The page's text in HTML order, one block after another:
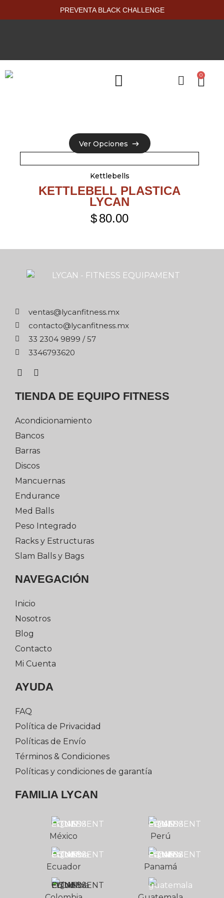
PREVENTA BLACK CHALLENGE
0
Ver Opciones
Ver Opciones
Kettlebells
KETTLEBELL PLASTICA
LYCAN
$80.00
xm.ssentifnacyl@satnev
xm.ssentifnacyl@otcatnoc
75 / 9989 4032 33
0263976433
TIENDA DE EQUIPO FITNESS
Acondicionamiento
Bancos
Barras
Discos
Mancuernas
Endurance
Med Balls
Peso Integrado
Racks y Estructuras
Slam Balls y Bags
NAVEGACIÓN
Inicio
Nosotros
Blog
Contacto
Mi Cuenta
AYUDA
FAQ
Política de Privacidad
Políticas de Envío
Términos & Condiciones
Políticas y condiciones de garantía
FAMILIA LYCAN
México
Ecuador
Perú
Panamá